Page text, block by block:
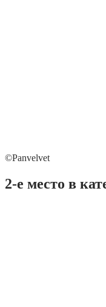
©Panvelvet
2-е место в